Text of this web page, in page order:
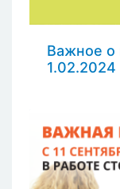
Важное о
1.02.2024